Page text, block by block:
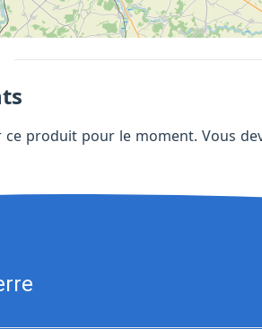
ce produit pour le moment. Vous